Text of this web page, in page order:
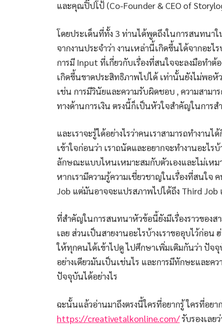
และคุณปิ๊ปโป้ (Co-Founder & CEO of
โดยประเด็นที่ทั้ง 3 ท่านได้พูดถึงในการสนทนา
จากงานประจำว่า งานเหล่านี้เกิดขึ้นได้จากอะ
การมี Input ที่เกี่ยวกับเรื่องที่สนใจจะลงมือทำต้
เกิดขึ้นขาดประสิทธิภาพไปได้ เท่านั้นยังไม่พอ
เช่น การมีวินัยและความรับผิดชอบ , ความสามา
ทางด้านการเงิน ตรงนี้ก็เป็นหัวใจสำคัญในการส
และเราจะรู้ได้อย่างไรว่าคนเราสามารถทำงาน
เข้าใจก่อนว่า เราถนัดและอยากจะทำงานอะไร
ลักษณะแบบไหนเหมาะสมกับตัวเองและไม่เหม
หากเรามีความรู้ความเชี่ยวชาญในเรื่องที่สนใจ
Job แต่มันอาจจะแปรสภาพไปได้ถึง Third Job
ที่สำคัญในการสนทนาหัวข้อนี้ยังมีเรื่องราวของ
เลย ส่วนเป็นสายงานอะไรบ้างเราขออุบไว้ก่อ
ให้ทุกคนได้เข้าไปดู ไปศึกษาเพิ่มเติมกันว่า ปัจ
อย่างเดียวมันเป็นเช่นไร และการมีทักษะและค
ปัจจุบันได้อย่างไร
ฉะนั้นแล้วอ่านมาถึงตรงนี้ใครที่อยากรู้ ใครที่อย
https://creativetalkonline.com/รับรองเลย